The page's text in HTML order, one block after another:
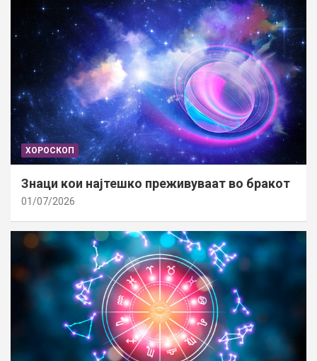
ХОРОСКОП
Знаци кои најтешко преживуваат во бракот
01/07/2026